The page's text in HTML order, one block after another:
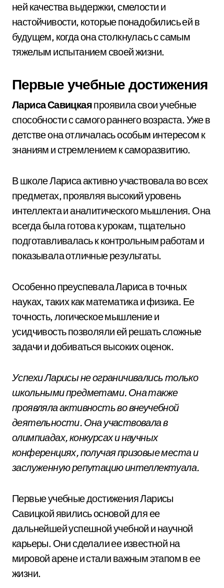
ней качества выдержки, смелости и
настойчивости, которые понадобились ей в
будущем, когда она столкнулась с самым
тяжелым испытанием своей жизни.
Первые учебные достижения
Лариса Савицкаяпроявила свои учебные
способности с самого раннего возраста. Уже в
детстве она отличалась особым интересом к
знаниям и стремлением к саморазвитию.
В школе Лариса активно участвовала во всех
предметах, проявляя высокий уровень
интеллекта и аналитического мышления. Она
всегда была готова к урокам, тщательно
подготавливалась к контрольным работам и
показывала отличные результаты.
Особенно преуспевала Лариса в точных
науках, таких как математика и физика. Ее
точность, логическое мышление и
усидчивость позволяли ей решать сложные
задачи и добиваться высоких оценок.
Успехи Ларисы не ограничивались только
школьными предметами. Она также
проявляла активность во внеучебной
деятельности. Она участвовала в
олимпиадах, конкурсах и научных
конференциях, получая призовые места и
заслуженную репутацию интеллектуала.
Первые учебные достижения Ларисы
Савицкой явились основой для ее
дальнейшей успешной учебной и научной
карьеры. Они сделали ее известной на
мировой арене и стали важным этапом в ее
жизни.